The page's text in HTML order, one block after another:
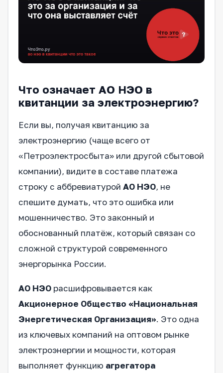
Что означает АО НЭО в
квитанции за электроэнергию?
Если вы, получая квитанцию за
электроэнергию (чаще всего от
«Петроэлектросбыта» или другой сбытовой
компании), видите в составе платежа
строку с аббревиатурой АО НЭО, не
спешите думать, что это ошибка или
мошенничество. Это законный и
обоснованный платёж, который связан со
сложной структурой современного
энергорынка России.
АО НЭО расшифровывается как
Акционерное Общество «Национальная
Энергетическая Организация». Это одна
из ключевых компаний на оптовом рынке
электроэнергии и мощности, которая
выполняет функцию агрегатора